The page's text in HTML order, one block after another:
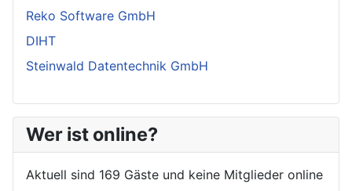
Reko Software GmbH
DIHT
Steinwald Datentechnik GmbH
Wer ist online?
Aktuell sind 169 Gäste und keine Mitglieder online